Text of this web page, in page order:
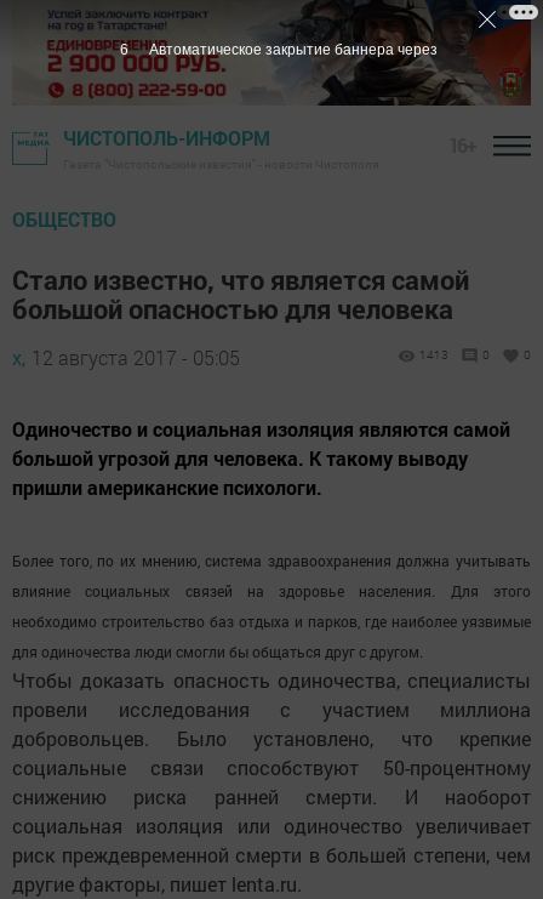
ЧИСТОПОЛЬ-ИНФОРМ
ОБЩЕСТВО
Стало известно, что является самой
большой опасностью для человека
х, 12 августа 2017 - 05:05 1413 0 0
Одиночество и социальная изоляция являются самой
большой угрозой для человека. К такому выводу
пришли американские психологи.
Более того, по их мнению, система здравоохранения должна учитывать
влияние социальных связей на здоровье населения. Для этого
необходимо строительство баз отдыха и парков, где наиболее уязвимые
для одиночества люди смогли бы общаться друг с другом.
Чтобы доказать опасность одиночества, специалисты
провели исследования с участием миллиона
добровольцев. Было установлено, что крепкие
социальные связи способствуют 50-процентному
снижению риска ранней смерти. И наоборот
социальная изоляция или одиночество увеличивает
риск преждевременной смерти в большей степени, чем
другие факторы, пишет lenta.ru.
5 Автоматическое закрытие баннера через